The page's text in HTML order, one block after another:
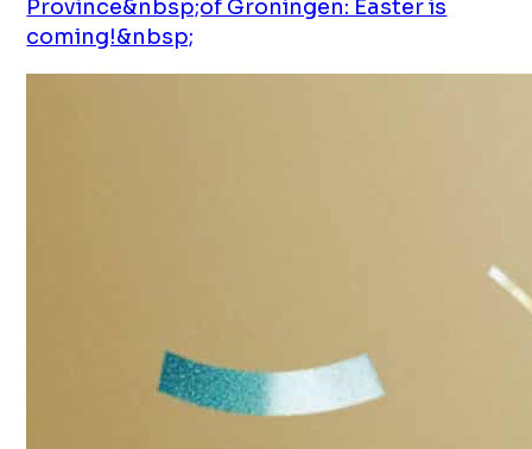
Province&nbsp;of Groningen: Easter is
coming!&nbsp;